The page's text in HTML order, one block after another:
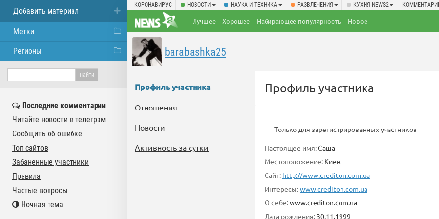
КОРОНАВИРУС НОВОСТИ НАУКА И ТЕХНИКА РАЗВЛЕЧЕНИЯ КУХНЯ NEWS2
Лучшее Хорошее Набирающее популярность Новое
barabashka25
Профиль участника
Отношения
Новости
Активность за сутки
Профиль участника
Только для зарегистрированных участников
Настоящее имя:Саша
Местоположение: Киев
Сайт: http://www.crediton.com.ua
Интересы:www.crediton.com.ua
О себе:www.crediton.com.ua
Дата рождения: 30.11.1999
Добавить материал
Метки
Регионы
Последние комментарии
Читайте новости в телеграм
Сообщить об ошибке
Топ сайтов
Забаненные участники
Правила
Частые вопросы
Ночная тема